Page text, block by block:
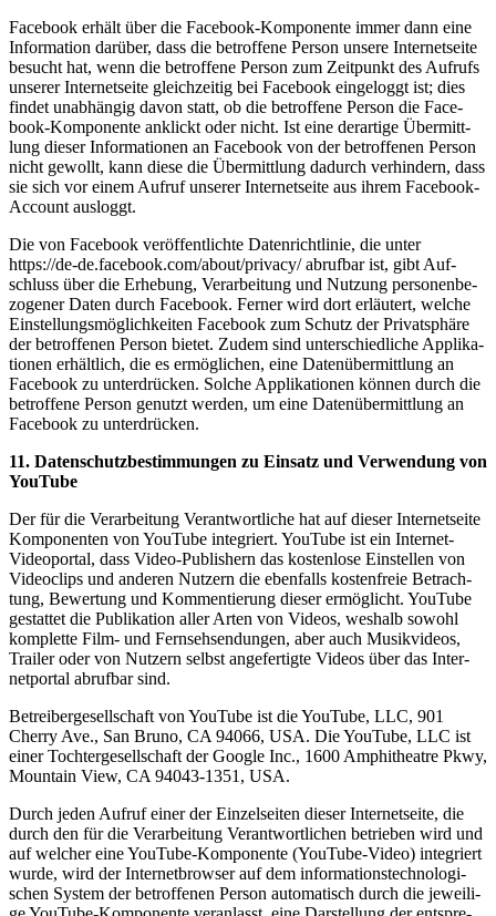
Face­book erhält über die Face­book-Kom­po­nen­te immer dann eine
Infor­ma­ti­on dar­über, dass die betrof­fe­ne Per­son unse­re Inter­net­sei­te
besucht hat, wenn die betrof­fe­ne Per­son zum Zeit­punkt des Auf­rufs
unse­rer Inter­net­sei­te gleich­zei­tig bei Face­book ein­ge­loggt ist; dies
fin­det unab­hän­gig davon statt, ob die betrof­fe­ne Per­son die Face­
book-Kom­po­nen­te anklickt oder nicht. Ist eine der­ar­ti­ge Über­mitt­
lung die­ser Infor­ma­tio­nen an Face­book von der betrof­fe­nen Per­son
nicht gewollt, kann die­se die Über­mitt­lung dadurch ver­hin­dern, dass
sie sich vor einem Auf­ruf unse­rer Inter­net­sei­te aus ihrem Face­book-
Account ausloggt.
Die von Face­book ver­öf­fent­lich­te Daten­richt­li­nie, die unter
https://de-de.facebook.com/about/privacy/ abruf­bar ist, gibt Auf­
schluss über die Erhe­bung, Ver­ar­bei­tung und Nut­zung per­so­nen­be­
zo­ge­ner Daten durch Face­book. Fer­ner wird dort erläu­tert, wel­che
Ein­stel­lungs­mög­lich­kei­ten Face­book zum Schutz der Pri­vat­sphä­re
der betrof­fe­nen Per­son bie­tet. Zudem sind unter­schied­li­che Appli­ka­
tio­nen erhält­lich, die es ermög­li­chen, eine Daten­über­mitt­lung an
Face­book zu unter­drü­cken. Sol­che Appli­ka­tio­nen kön­nen durch die
betrof­fe­ne Per­son genutzt wer­den, um eine Daten­über­mitt­lung an
Face­book zu unterdrücken.
11. Daten­schutz­be­stim­mun­gen zu Ein­satz und Ver­wen­dung von
YouTube
Der für die Ver­ar­bei­tung Ver­ant­wort­li­che hat auf die­ser Inter­net­sei­te
Kom­po­nen­ten von You­Tube inte­griert. You­Tube ist ein Inter­net-
Video­por­tal, dass Video-Publishern das kos­ten­lo­se Ein­stel­len von
Video­clips und ande­ren Nut­zern die eben­falls kos­ten­freie Betrach­
tung, Bewer­tung und Kom­men­tie­rung die­ser ermög­licht. You­Tube
gestat­tet die Publi­ka­ti­on aller Arten von Vide­os, wes­halb sowohl
kom­plet­te Film- und Fern­seh­sen­dun­gen, aber auch Musik­vi­de­os,
Trai­ler oder von Nut­zern selbst ange­fer­tig­te Vide­os über das Inter­
net­por­tal abruf­bar sind.
Betrei­ber­ge­sell­schaft von You­Tube ist die You­Tube, LLC, 901
Cher­ry Ave., San Bru­no, CA 94066, USA. Die You­Tube, LLC ist
einer Toch­ter­ge­sell­schaft der Goog­le Inc., 1600 Amphi­theat­re Pkwy,
Moun­tain View, CA 94043-1351, USA.
Durch jeden Auf­ruf einer der Ein­zel­sei­ten die­ser Inter­net­sei­te, die
durch den für die Ver­ar­bei­tung Ver­ant­wort­li­chen betrie­ben wird und
auf wel­cher eine You­Tube-Kom­po­nen­te (You­Tube-Video) inte­griert
wur­de, wird der Inter­net­brow­ser auf dem infor­ma­ti­ons­tech­no­lo­gi­
schen Sys­tem der betrof­fe­nen Per­son auto­ma­tisch durch die jewei­li­